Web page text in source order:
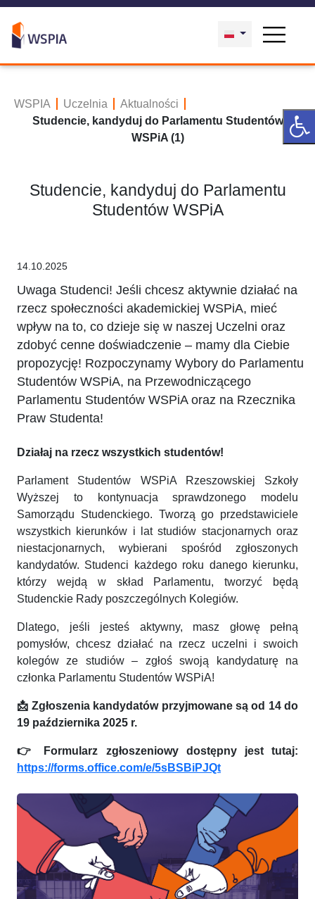
WSPIA Uczelnia
Aktualności
Studencie, kandyduj do Parlamentu Studentów
WSPiA (1)
Studencie, kandyduj do Parlamentu
Studentów WSPiA
14.10.2025
Uwaga Studenci! Jeśli chcesz aktywnie działać na
rzecz społeczności akademickiej WSPiA, mieć
wpływ na to, co dzieje się w naszej Uczelni oraz
zdobyć cenne doświadczenie – mamy dla Ciebie
propozycję! Rozpoczynamy Wybory do Parlamentu
Studentów WSPiA, na Przewodniczącego
Parlamentu Studentów WSPiA oraz na Rzecznika
Praw Studenta!
Działaj na rzecz wszystkich studentów!
Parlament Studentów WSPiA Rzeszowskiej Szkoły
Wyższej to kontynuacja sprawdzonego modelu
Samorządu Studenckiego. Tworzą go przedstawiciele
wszystkich kierunków i lat studiów stacjonarnych oraz
niestacjonarnych, wybierani spośród zgłoszonych
kandydatów. Studenci każdego roku danego kierunku,
którzy wejdą w skład Parlamentu, tworzyć będą
Studenckie Rady poszczególnych Kolegiów.
Dlatego, jeśli jesteś aktywny, masz głowę pełną
pomysłów, chcesz działać na rzecz uczelni i swoich
kolegów ze studiów – zgłoś swoją kandydaturę na
członka Parlamentu Studentów WSPiA!
📩 Zgłoszenia kandydatów przyjmowane są od 14 do
19 października 2025 r.
👉
Formularz zgłoszeniowy dostępny jest tutaj:
https://forms.office.com/e/5sBSBiPJQt